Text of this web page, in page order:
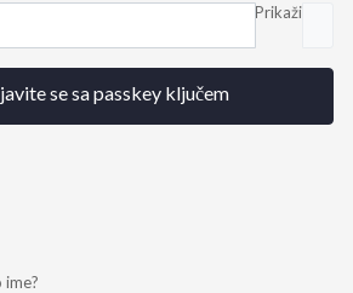
Prikaži
se sa passkey ključem